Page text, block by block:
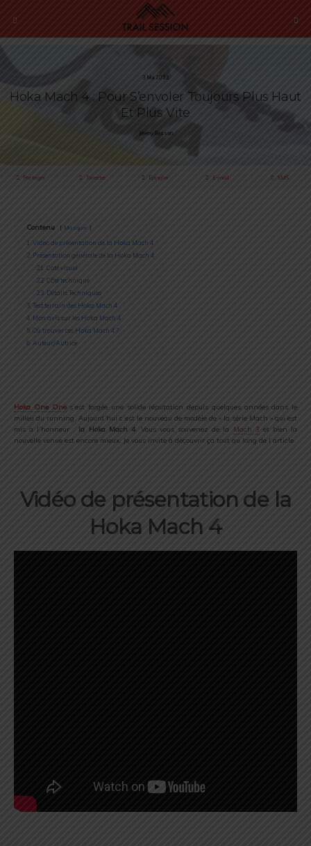
3 Mai 2021
Hoka Mach 4 : Pour S’envoler Toujours Plus Haut
Et Plus Vite
Jérémy Besson
Partager Tweeter Épingler E-mail SMS
Contenu Masquer
1 Vidéo de présentation de la Hoka Mach 4
2 Présentation générale de la Hoka Mach 4
2.1 Coté visuel
2.2 Côté technique
2.3 Détails Techniques
3 Test terrain des Hoka Mach 4
4 Mon avis sur les Hoka Mach 4
5 Où trouver ces Hoka Mach 4 ?
6 Auteur/Autrice
Hoka One Ones’est forgée une solide réputation depuis quelques années dans le
milieu du running. Aujourd’hui c’est le nouveau de modèle de « la série Mach » qui est
mis à l’honneur : la Hoka Mach 4. Vous vous souvenez de la Mach 3 et bien la
nouvelle venue est encore mieux. Je vous invite à découvrir ça tout au long de l’article.
Vidéo de présentation de la
Hoka Mach 4